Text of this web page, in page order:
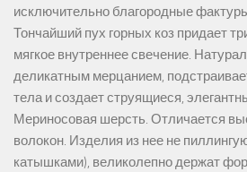
исключительно благородные
Тончайший пух горных коз придает
мягкое внутреннее свечение.
деликатным мерцанием,
тела и создает струящиеся,
Мериносовая шерсть. Отличается
волокон. Изделия из нее не
катышками), великолепно держат